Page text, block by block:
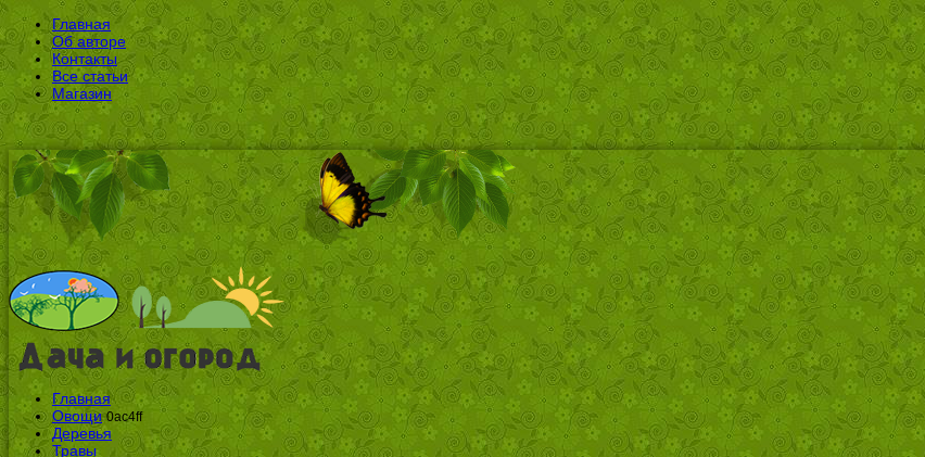
Главная
Об авторе
Контакты
Все статьи
Магазин
Главная
Овощи 0ac4ff
Деревья
Травы